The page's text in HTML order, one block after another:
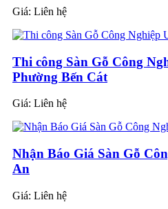
Giá: Liên hệ
Thi công Sàn Gỗ Công
Phường Bến Cát
Giá: Liên hệ
Nhận Báo Giá Sàn Gỗ
An
Giá: Liên hệ